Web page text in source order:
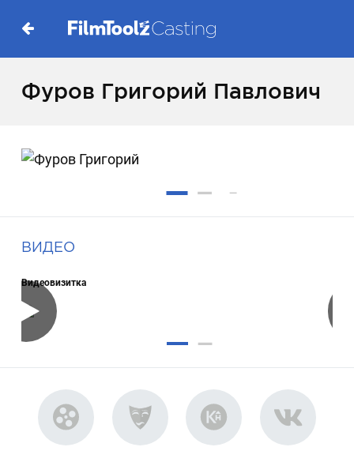
Фуров Григорий Павлович
ВИДЕО
Видеовизитка